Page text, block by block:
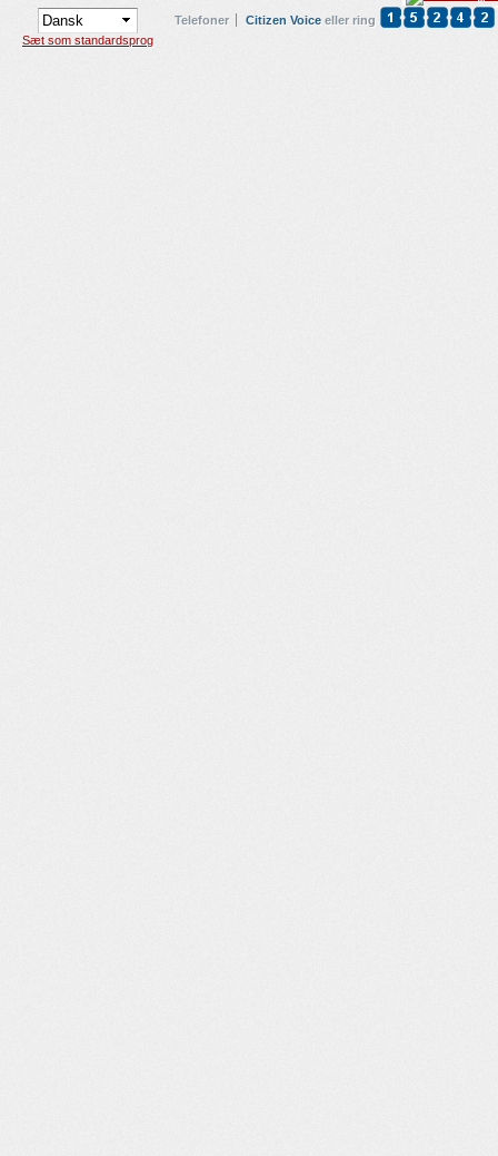
Sæt som standardsprog
Telefoner Citizen Voice eller ring